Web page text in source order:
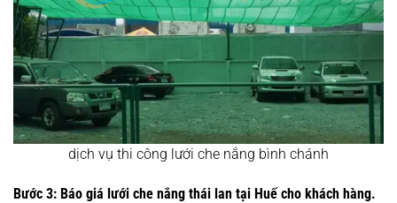
dịch vụ thi công lưới che nắng bình chánh
Bước 3: Báo giá lưới che nắng thái lan tại Huế cho khách hàng.